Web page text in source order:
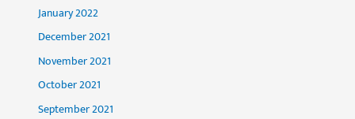
January 2022
December 2021
November 2021
October 2021
September 2021